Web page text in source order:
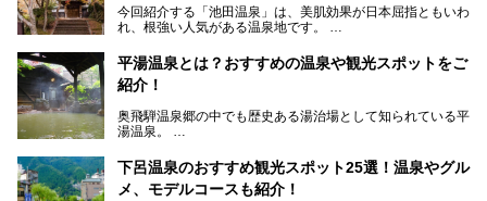
風呂を5ヶ所ご紹介したいと思います。いずれも素晴らしい
温泉ですよ！
今回紹介する「池田温泉」は、美肌効果が日本屈指ともいわ
れ、根強い人気がある温泉地です。
温泉旅として利用することができます。
池田温泉には道の駅があるなど、温泉、観光、買い物と、さ
そんな池田温泉の魅力を詳しく紹介していきます！
平湯温泉とは？おすすめの温泉や観光スポットをご
紹介！
奥飛騨温泉郷の中でも歴史ある湯治場として知られている平
湯温泉。
らの利用客も増え、ますます賑わいを見せています。そこで
今回は、平湯温泉の観光スポットとおすすめの温泉施設を紹
介します。気になる温泉をぜひチェックしてみてください。
下呂温泉のおすすめ観光スポット25選！温泉やグル
メ、モデルコースも紹介！